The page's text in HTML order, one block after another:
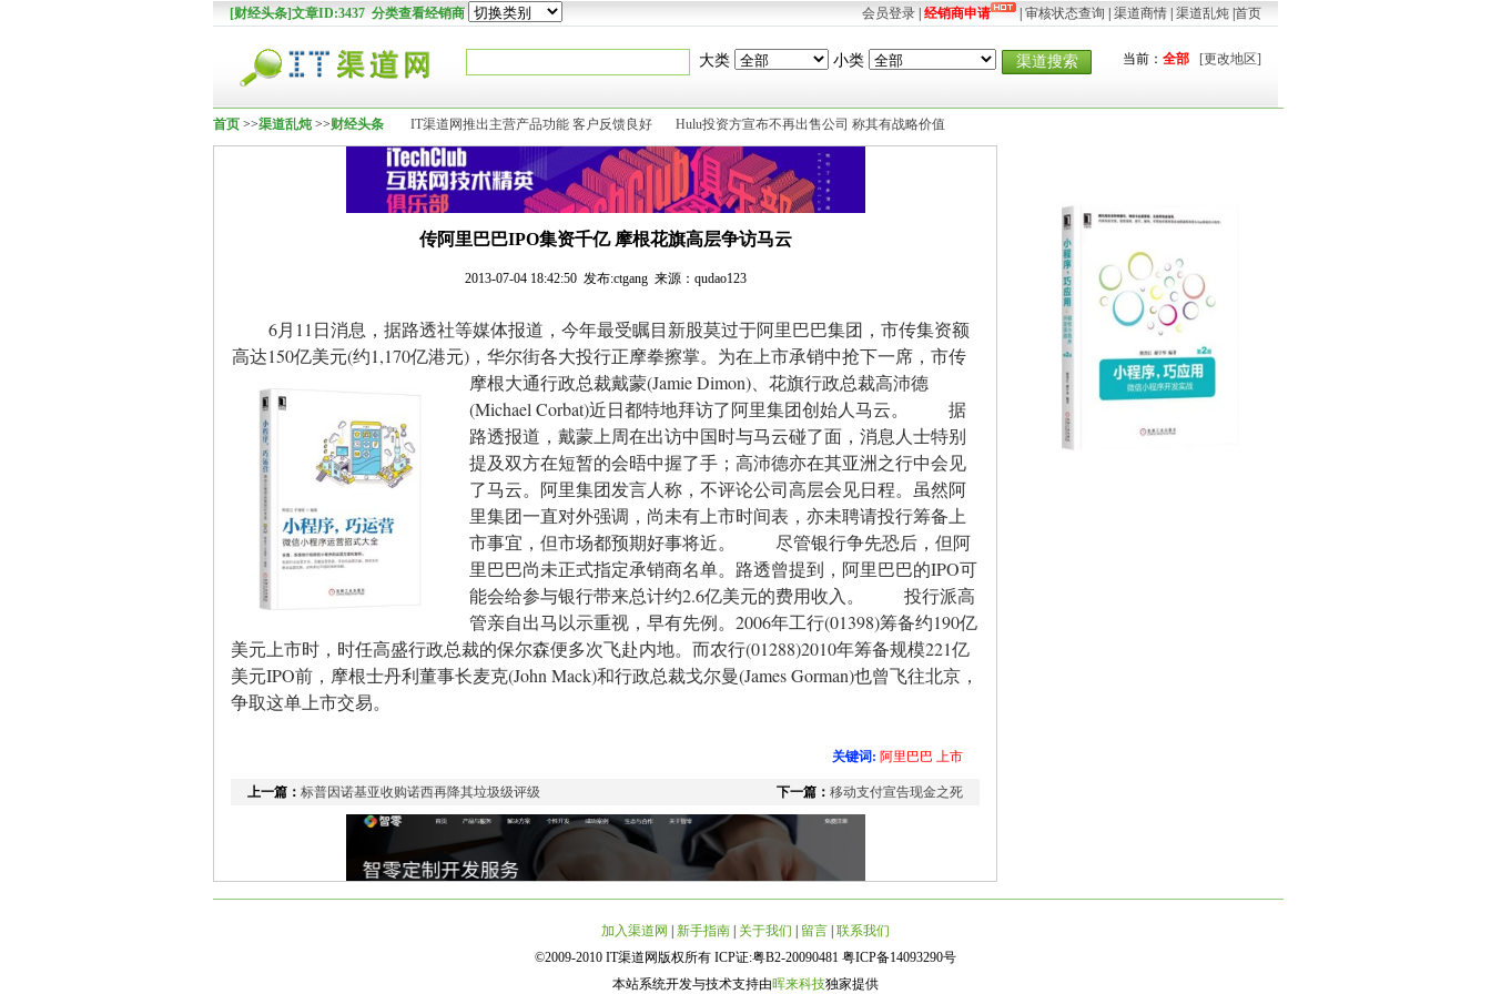
[财经头条]文章ID:3437 分类查看经销商 会员登录 经销商申请 审核状态查询 渠道商情 渠道乱炖 首页
大类 小类 渠道搜索 当前： 全部 [更改地区]
首页 >>渠道乱炖>>财经头条 IT渠道网推出主营产品功能 客户反馈良好 Hulu投资方宣布不再出售公司 称其有战略价值
传阿里巴巴IPO集资千亿 摩根花旗高层争访马云
2013-07-04 18:42:50 发布:ctgang 来源：qudao123
6月11日消息，据路透社等媒体报道，今年最受瞩目新股莫过于阿里巴巴集团，市传集资额
高达150亿美元(约1,170亿港元)，华尔街各大投行正摩拳擦掌。为在上市承销中抢下一席，市传
摩根大通行政总裁戴蒙(Jamie Dimon)、花旗行政总裁高沛德
(Michael Corbat)近日都特地拜访了阿里集团创始人马云。 据
路透报道，戴蒙上周在出访中国时与马云碰了面，消息人士特别
提及双方在短暂的会晤中握了手；高沛德亦在其亚洲之行中会见
了马云。阿里集团发言人称，不评论公司高层会见日程。虽然阿
里集团一直对外强调，尚未有上市时间表，亦未聘请投行筹备上
市事宜，但市场都预期好事将近。 尽管银行争先恐后，但阿
里巴巴尚未正式指定承销商名单。路透曾提到，阿里巴巴的IPO可
能会给参与银行带来总计约2.6亿美元的费用收入。 投行派高
管亲自出马以示重视，早有先例。2006年工行(01398)筹备约190亿
美元上市时，时任高盛行政总裁的保尔森便多次飞赴内地。而农行(01288)2010年筹备规模221亿
美元IPO前，摩根士丹利董事长麦克(John Mack)和行政总裁戈尔曼(James Gorman)也曾飞往北京，
争取这单上市交易。
关键词: 阿里巴巴 上市
上一篇： 标普因诺基亚收购诺西再降其垃圾级评级 下一篇： 移动支付宣告现金之死
加入渠道网 新手指南 关于我们 留言 联系我们
©2009-2010 IT渠道网版权所有 ICP证:粤B2-20090481 粤ICP备14093290号
本站系统开发与技术支持由晖来科技独家提供